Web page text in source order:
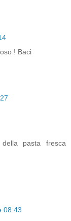
! Baci
pasta fresca
08:43